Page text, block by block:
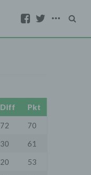
Diff
Pkt
72
70
30
61
20
53